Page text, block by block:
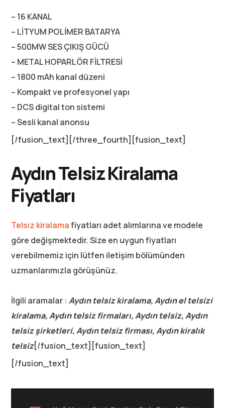
– 16 KANAL
– LİTYUM POLİMER BATARYA
– 500MW SES ÇIKIŞ GÜCÜ
– METAL HOPARLÖR FİLTRESİ
– 1800 mAh kanal düzeni
– Kompakt ve profesyonel yapı
– DCS digital ton sistemi
– Sesli kanal anonsu
[/fusion_text][/three_fourth][fusion_text]
Aydın Telsiz Kiralama
Fiyatları
Telsiz kiralamafiyatları adet alımlarına ve modele
göre değişmektedir. Size en uygun fiyatları
verebilmemiz için lütfen iletişim bölümünden
uzmanlarımızla görüşünüz.
İlgili aramalar :Aydın telsiz kiralama, Aydın el telsizi
kiralama, Aydın telsiz firmaları, Aydın telsiz, Aydın
telsiz şirketleri, Aydın telsiz firması, Aydın kiralık
telsiz[/fusion_text][fusion_text]
[/fusion_text]